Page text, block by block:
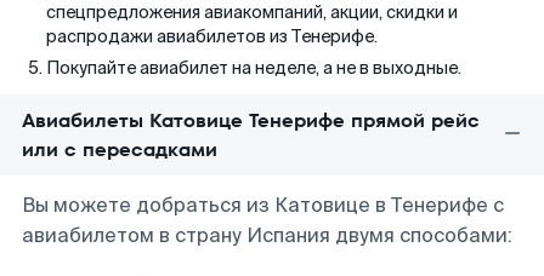
спецпредложения авиакомпаний, акции, скидки и
распродажи авиабилетов из Тенерифе.
Покупайте авиабилет на неделе, а не в выходные.
Авиабилеты Катовице Тенерифе прямой рейс
или с пересадками
Вы можете добраться из Катовице в Тенерифе с
авиабилетом в страну Испания двумя способами: